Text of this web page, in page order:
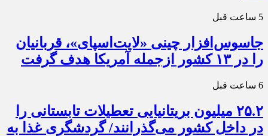
5 ساعت قبل
جاسوس‌افزار چینی «لایت‌اسپای»، قربانیان
را در ۱۳ کشور ازجمله آمریکا هدف گرفت
6 ساعت قبل
۲۵.۲ میلیون بریتانیایی تعطیلات تابستانی را
در داخل کشور می‌گذرانند/ گردشگری غذا به